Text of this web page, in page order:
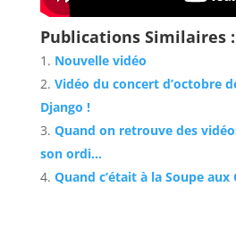
Publications Similaires :
Nouvelle vidéo
Vidéo du concert d’octobre
Django !
Quand on retrouve des
son ordi…
Quand c’était à la Soupe aux